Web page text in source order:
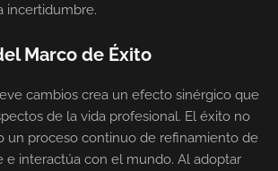
incertidumbre.
Marco de Éxito
cambios crea un efecto sinérgico que
de la vida profesional. El éxito no
un proceso continuo de refinamiento de
e interactúa con el mundo. Al adoptar